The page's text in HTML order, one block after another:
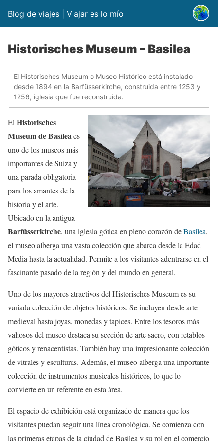
Blog de viajes | Viajar es lo mío
Historisches Museum – Basilea
El Historisches Museum o Museo Histórico está instalado
desde 1894 en la Barfüsserkirche, construida entre 1253 y
1256, iglesia que fue reconstruida.
El Historisches
Museum de Basileaes
uno de los museos más
importantes de Suiza y
una parada obligatoria
para los amantes de la
historia y el arte.
Ubicado en la antigua
Barfüsserkirche, una iglesia gótica en pleno corazón deBasilea,
el museo alberga una vasta colección que abarca desde la Edad
Media hasta la actualidad. Permite a los visitantes adentrarse en el
fascinante pasado de la región y del mundo en general.
Uno de los mayores atractivos del Historisches Museum es su
variada colección de objetos históricos. Se incluyen desde arte
medieval hasta joyas, monedas y tapices. Entre los tesoros más
valiosos del museo destaca su sección de arte sacro, con retablos
góticos y renacentistas. También hay una impresionante colección
de vitrales y esculturas. Además, el museo alberga una importante
colección de instrumentos musicales históricos, lo que lo
convierte en un referente en esta área.
El espacio de exhibición está organizado de manera que los
visitantes puedan seguir una línea cronológica. Se comienza con
las primeras etapas de la ciudad de Basilea y su rol en el comercio